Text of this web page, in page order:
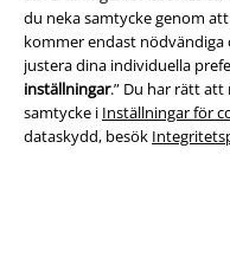
du neka samtycke genom att
kommer endast nödvändiga
justera dina individuella
inställningar.” Du har rätt
samtycke i Inställningar för
dataskydd, besök
Om oss
Ladda ner villkoren